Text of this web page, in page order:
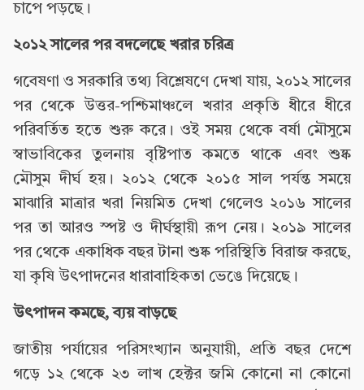
চাপে পড়ছে।
২০১২ সালের পর বদলেছে খরার চরিত্র
গবেষণা ও সরকারি তথ্য বিশ্লেষণে দেখা যায়, ২০১২ সালের
পর থেকে উত্তর-পশ্চিমাঞ্চলে খরার প্রকৃতি ধীরে ধীরে
পরিবর্তিত হতে শুরু করে। ওই সময় থেকে বর্ষা মৌসুমে
স্বাভাবিকের তুলনায় বৃষ্টিপাত কমতে থাকে এবং শুষ্ক
মৌসুম দীর্ঘ হয়। ২০১২ থেকে ২০১৫ সাল পর্যন্ত সময়ে
মাঝারি মাত্রার খরা নিয়মিত দেখা গেলেও ২০১৬ সালের
পর তা আরও স্পষ্ট ও দীর্ঘস্থায়ী রূপ নেয়। ২০১৯ সালের
পর থেকে একাধিক বছর টানা শুষ্ক পরিস্থিতি বিরাজ করছে,
যা কৃষি উৎপাদনের ধারাবাহিকতা ভেঙে দিয়েছে।
উৎপাদন কমছে, ব্যয় বাড়ছে
জাতীয় পর্যায়ের পরিসংখ্যান অনুযায়ী, প্রতি বছর দেশে
গড়ে ১২ থেকে ২৩ লাখ হেক্টর জমি কোনো না কোনো